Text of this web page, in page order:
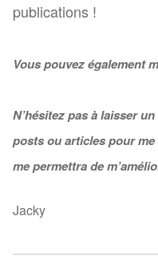
publications !
Vous pouvez également
N’hésitez pas à laisser
posts ou articles pour
me permettra de
Jacky